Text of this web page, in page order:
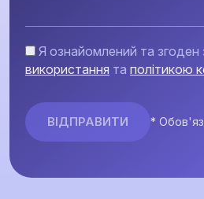
Я ознайомлений та згоден
використання та політикою
*